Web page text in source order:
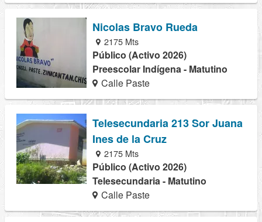
Nicolas Bravo Rueda
2175 Mts
Público (Activo 2026)
Preescolar Indígena - Matutino
Calle Paste
Telesecundaria 213 Sor Juana
Ines de la Cruz
2175 Mts
Público (Activo 2026)
Telesecundaria - Matutino
Calle Paste